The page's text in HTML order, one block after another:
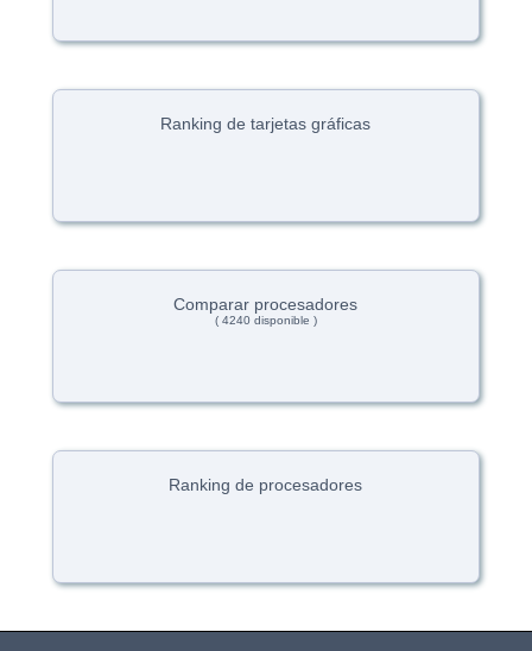
Ranking de tarjetas gráficas
Comparar procesadores
( 4240 disponible )
Ranking de procesadores